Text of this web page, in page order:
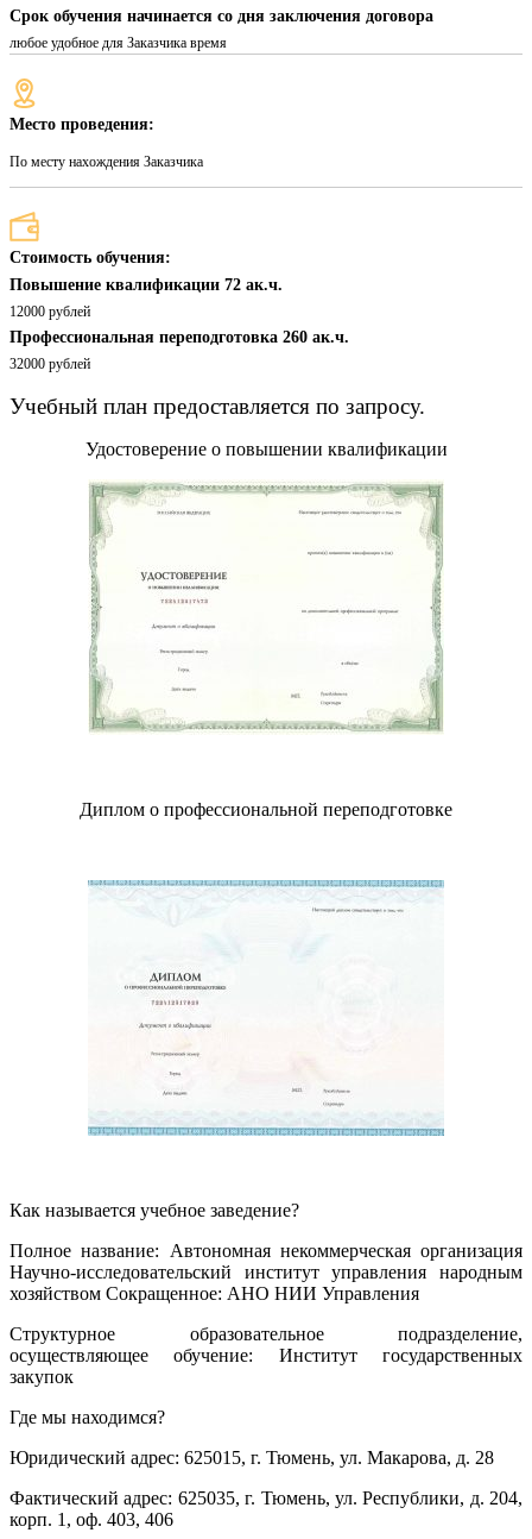
Срок обучения начинается со дня заключения договора
любое удобное для Заказчика время
Место проведения:
По месту нахождения Заказчика
Стоимость обучения:
Повышение квалификации 72 ак.ч.
12000 рублей
Профессиональная переподготовка 260 ак.ч.
32000 рублей
Учебный план предоставляется по запросу.
Удостоверение о повышении квалификации
Диплом о профессиональной переподготовке
Как называется учебное заведение?
Полное название: Автономная некоммерческая организация
Научно-исследовательский институт управления народным
хозяйством Сокращенное: АНО НИИ Управления
Структурное образовательное подразделение,
осуществляющее обучение: Институт государственных
закупок
Где мы находимся?
Юридический адрес: 625015, г. Тюмень, ул. Макарова, д. 28
Фактический адрес: 625035, г. Тюмень, ул. Республики, д. 204,
корп. 1, оф. 403, 406